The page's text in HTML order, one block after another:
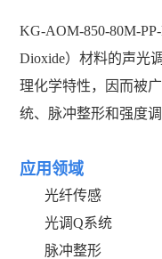
KG-AOM-850-80M-
Dioxide）材料的声光
理化学特性，因而被
统、 脉冲整形和强度
应用领域
光纤传感
光调Q系统
脉冲整形